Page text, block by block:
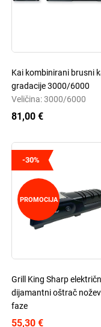
Kai kombinirani brusni
gradacije 3000/6000
Veličina: 3000/6000
81,00 €
-30%
PROMOCIJA
Grill King Sharp
dijamantni oštrač
faze
55,30 €